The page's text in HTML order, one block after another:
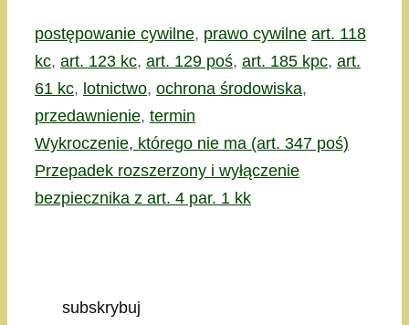
Kategorie
postępowanie cywilne, prawo cywilne Tagi
art. 118
kc, art. 123 kc, art. 129 poś, art. 185 kpc, art.
61 kc, lotnictwo, ochrona środowiska,
przedawnienie, termin
Wykroczenie, którego nie ma (art. 347 poś)
Przepadek rozszerzony i wyłączenie
bezpiecznika z art. 4 par. 1 kk
subskrybuj